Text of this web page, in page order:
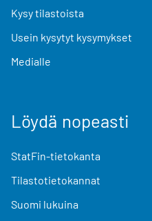
Kysy tilastoista
Usein kysytyt kysymykset
Medialle
Löydä nopeasti
StatFin-tietokanta
Tilastotietokannat
Suomi lukuina